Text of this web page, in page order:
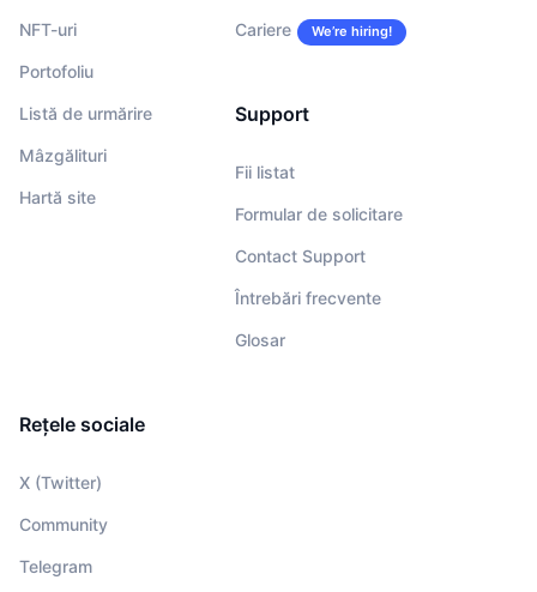
NFT-uri
Portofoliu
Listă de urmărire
Mâzgălituri
Hartă site
Cariere We’re hiring!
Support
Fii listat
Formular de solicitare
Contact Support
Întrebări frecvente
Glosar
Rețele sociale
X (Twitter)
Community
Telegram